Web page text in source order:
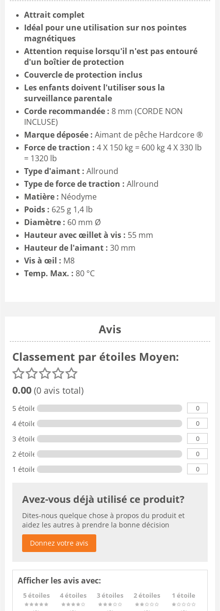
Attrait complet
Idéal pour une utilisation sur nos pointes
magnétiques
Attention requise lorsqu'il n'est pas entouré
d'un boîtier de protection
Couvercle de protection inclus
Les enfants doivent l'utiliser sous la
surveillance parentale
Corde recommandée : 8 mm (CORDE NON
INCLUSE)
Marque déposée : Aimant de pêche Hardcore ®
Force de traction : 4 X 150 kg = 600 kg 4 X 330 lb
= 1320 lb
Type d'aimant : Allround
Type de force de traction : Allround
Matière : Néodyme
Poids : 625 g 1,4 lb
Diamètre : 60 mm Ø
Hauteur avec œillet à vis : 55 mm
Hauteur de l'aimant : 30 mm
Vis à œil : M8
Temp. Max. : 80 °C
Avis
Classement par étoiles Moyen:
0.00 (0 avis total)
5 étoiles 0
4 étoiles 0
3 étoiles 0
2 étoiles 0
1 étoile 0
Avez-vous déjà utilisé ce produit?
Dites-nous quelque chose à propos du produit et
aidez les autres à prendre la bonne décision
Donnez votre avis
Afficher les avis avec:
5 étoiles 4 étoiles 3 étoiles 2 étoiles 1 étoile